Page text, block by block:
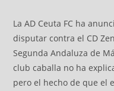
La AD Ceuta FC ha
disputar contra el CD
Segunda Andaluza de
club caballa no ha
pero el hecho de que el